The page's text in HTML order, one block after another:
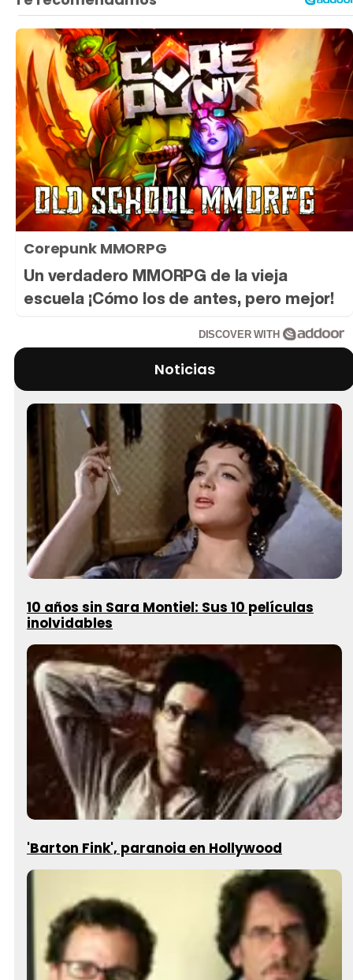
Corepunk MMORPG
Un verdadero MMORPG de la vieja
escuela ¡Cómo los de antes, pero mejor!
DISCOVER WITH
Noticias
10 años sin Sara Montiel: Sus 10 películas
inolvidables
'Barton Fink', paranoia en Hollywood